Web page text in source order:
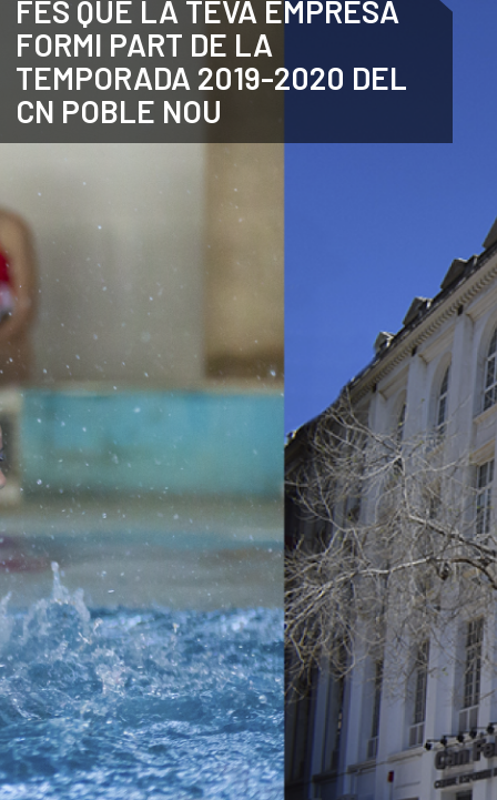
CATALÀ
FES QUE LA TEVA EMPRESA
FORMI PART DE LA
TEMPORADA 2019-2020 DEL
CN POBLE NOU